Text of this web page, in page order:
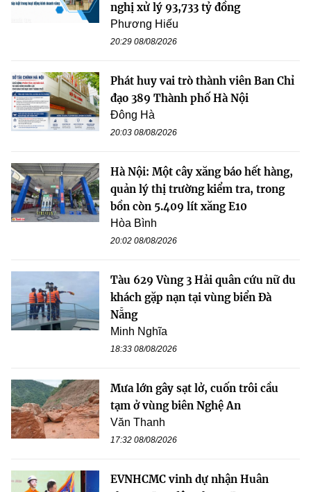
nghị xử lý 93,733 tỷ đồng
Phương Hiếu
20:29 08/08/2026
Phát huy vai trò thành viên Ban Chỉ
đạo 389 Thành phố Hà Nội
Đông Hà
20:03 08/08/2026
Hà Nội: Một cây xăng báo hết hàng,
quản lý thị trường kiểm tra, trong
bồn còn 5.409 lít xăng E10
Hòa Bình
20:02 08/08/2026
Tàu 629 Vùng 3 Hải quân cứu nữ du
khách gặp nạn tại vùng biển Đà
Nẵng
Minh Nghĩa
18:33 08/08/2026
Mưa lớn gây sạt lở, cuốn trôi cầu
tạm ở vùng biên Nghệ An
Văn Thanh
17:32 08/08/2026
EVNHCMC vinh dự nhận Huân